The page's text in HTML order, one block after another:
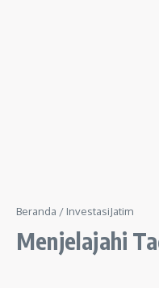
Beranda / InvestasiJatim
Menjelajahi